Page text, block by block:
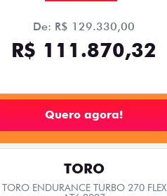
De: R$ 129.330,00
R$ 111.870,32
Quero agora!
TORO
TORO ENDURANCE TURBO 270 FLEX